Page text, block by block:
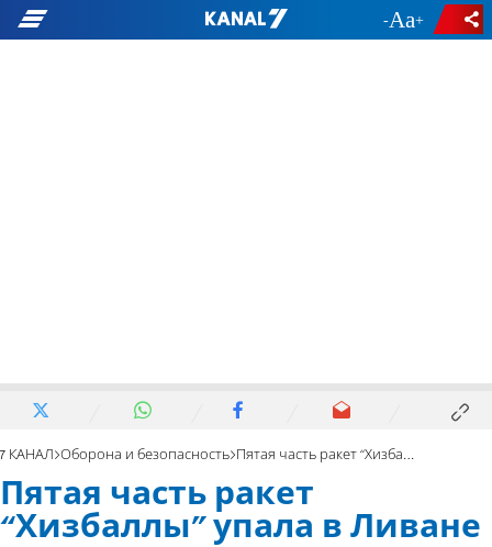
- +
7 КАНАЛ Оборона и безопасность Пятая часть ракет “Хизбаллы” упала в Ливане
Пятая часть ракет
“Хизбаллы” упала в Ливане